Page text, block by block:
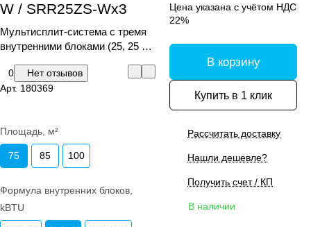
W / SRR25ZS-Wx3
Мультисплит-система с тремя
внутренними блоками (25, 25 и
0
Нет отзывов
Арт. 180369
Площадь, м²
75 85 100
Формула внутренних блоков,
kBTU
Цена указана с учётом НДС
22%
В корзину
Купить в 1 клик
Рассчитать доставку
Нашли дешевле?
Получить счет / КП
В наличии